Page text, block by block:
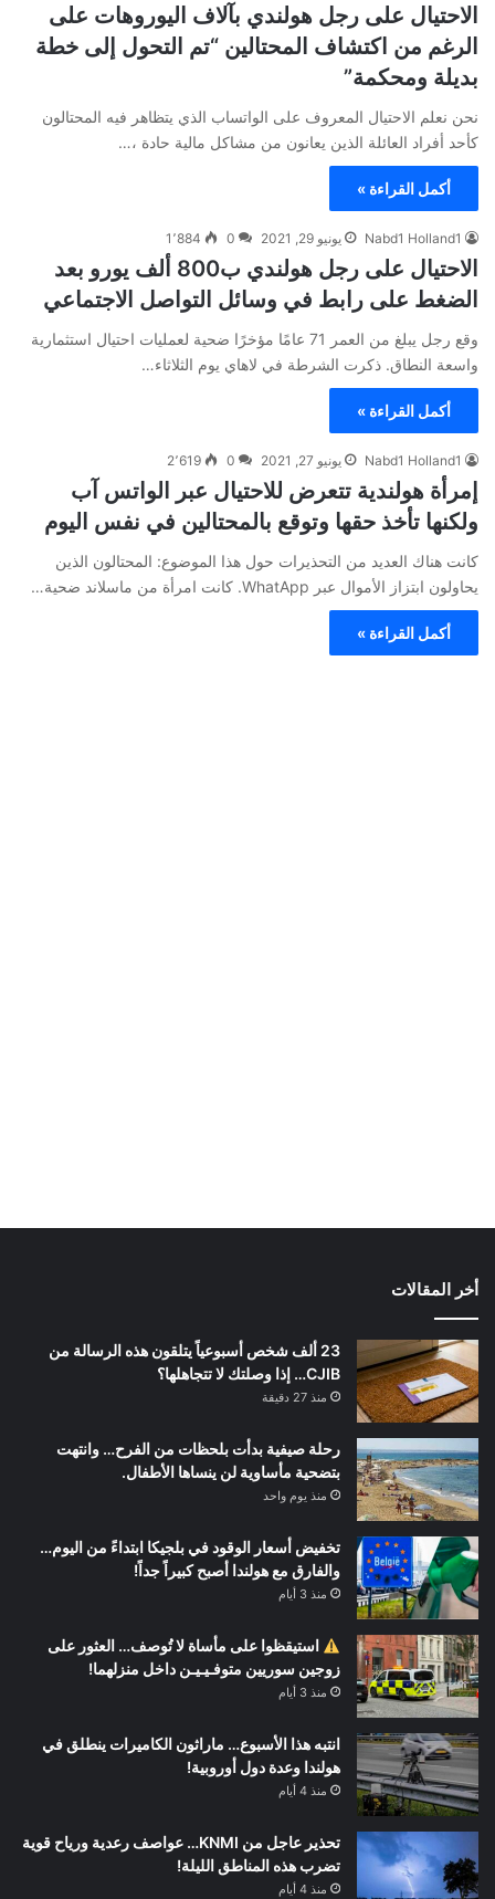
الاحتيال على رجل هولندي بآلاف اليوروهات على
الرغم من اكتشاف المحتالين “تم التحول إلى خطة
بديلة ومحكمة”
نحن نعلم الاحتيال المعروف على الواتساب الذي يتظاهر فيه المحتالون
كأحد أفراد العائلة الذين يعانون من مشاكل مالية حادة ،…
أكمل القراءة »
Nabd1 Holland1 يونيو 29, 2021 0 1٬884
الاحتيال على رجل هولندي ب800 ألف يورو بعد
الضغط على رابط في وسائل التواصل الاجتماعي
وقع رجل يبلغ من العمر 71 عامًا مؤخرًا ضحية لعمليات احتيال استثمارية
واسعة النطاق. ذكرت الشرطة في لاهاي يوم الثلاثاء…
أكمل القراءة »
Nabd1 Holland1 يونيو 27, 2021 0 2٬619
إمرأة هولندية تتعرض للاحتيال عبر الواتس آب
ولكنها تأخذ حقها وتوقع بالمحتالين في نفس اليوم
كانت هناك العديد من التحذيرات حول هذا الموضوع: المحتالون الذين
يحاولون ابتزاز الأموال عبر WhatApp. كانت امرأة من ماسلاند ضحية…
أكمل القراءة »
أخر المقالات
23 ألف شخص أسبوعياً يتلقون هذه الرسالة من
CJIB… إذا وصلتك لا تتجاهلها؟
منذ 27 دقيقة
رحلة صيفية بدأت بلحظات من الفرح… وانتهت
بتضحية مأساوية لن ينساها الأطفال.
منذ يوم واحد
تخفيض أسعار الوقود في بلجيكا ابتداءً من اليوم…
والفارق مع هولندا أصبح كبيراً جداً!
منذ 3 أيام
استيقظوا على مأساة لا تُوصف… العثور على
زوجين سوريين متوفـيـيـن داخل منزلهما!
منذ 3 أيام
انتبه هذا الأسبوع… ماراثون الكاميرات ينطلق في
هولندا وعدة دول أوروبية!
منذ 4 أيام
تحذير عاجل من KNMI… عواصف رعدية ورياح قوية
تضرب هذه المناطق الليلة!
منذ 4 أيام